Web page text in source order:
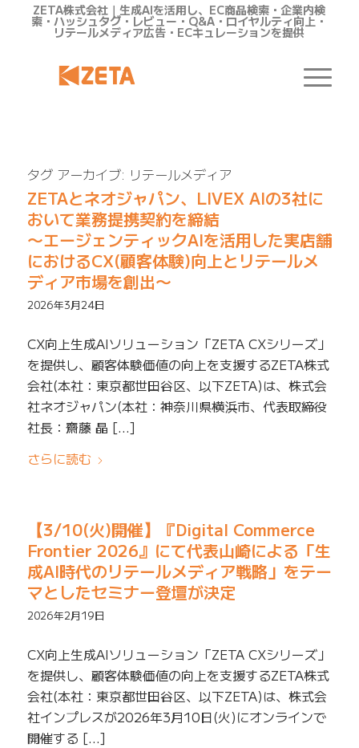
ZETA株式会社｜生成AIを活用し、EC商品検索・企業内検
索・ハッシュタグ・レビュー・Q&A・ロイヤルティ向上・
リテールメディア広告・ECキュレーションを提供
タグ アーカイブ: リテールメディア
ZETAとネオジャパン、LIVEX AIの3社に
おいて業務提携契約を締結
〜エージェンティックAIを活用した実店舗
におけるCX(顧客体験)向上とリテールメ
ディア市場を創出〜
2026年3月24日
CX向上生成AIソリューション「ZETA CXシリーズ」
を提供し、顧客体験価値の向上を支援するZETA株式
会社(本社：東京都世田谷区、以下ZETA)は、株式会
社ネオジャパン(本社：神奈川県横浜市、代表取締役
社長：齋藤 晶 […]
さらに読む
【3/10(火)開催】『Digital Commerce
Frontier 2026』にて代表山崎による「生
成AI時代のリテールメディア戦略」をテー
マとしたセミナー登壇が決定
2026年2月19日
CX向上生成AIソリューション「ZETA CXシリーズ」
を提供し、顧客体験価値の向上を支援するZETA株式
会社(本社：東京都世田谷区、以下ZETA)は、株式会
社インプレスが2026年3月10日(火)にオンラインで
開催する […]